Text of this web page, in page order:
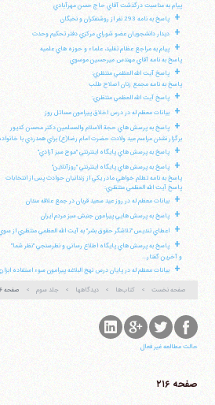
پيام به مناسبت درگذشت آقاي حاج حسن مهرآبادي
+ پاسخ به نامه 293 نفر از روشنفكران و نخبگان
+ ديدار دانشجويان عضو شوراي مركزي دفتر تحكيم وحدت
+
پيام به مراجع عظام تقليد، علماء و حوزه هاي علميه
پاسخ به نامه آقاي مهندس ميرحسين موسوي
+
پاسخ آيت الله العظمي منتظري:
پاسخ به نامه مجمع زنان اصلاح طلب
+ پاسخ آيت الله العظمي منتظري:
+ بيانات معظم له در درس اخلاق پيرامون مسائل روز
+
پاسخ به پرسش هاي حجة الاسلام والمسلمين دكتر محسن كديور
برگزار نشدن مراسم عيد ولادت حضرت امام رضا(ع) براي همدردي با
+ پاسخ به پرسش هاي پايگاه اينترنتي "موج سبز آزادي"
+
پاسخ به پرسش هاي پايگاه اينترنتي "روزآنلاين"
پاسخ به نامه تظلم خواهي مادر يكي از زندانيان حوادث پس از انتخابات
پاسخ آيت الله العظمي منتظري:
+ بيانات معظم له در روز عيد سعيد قربان در جمع علاقه مندان
+ پاسخ به پرسش هايي پيرامون جنبش سبز مردم ايران
+ اعطاي تنديس "تلاشگر حقوق بشر" به آيت الله العظمي منتظري از
+
پاسخ به پرسش هاي پايگاه اطلاع رساني و نظرسنجي "نظر شما"
و آخرين گفتار...
+ بيانات معظم له در پايان درس نهج البلاغه پيرامون سوء استفاده
صفحه نخست کتاب‌ها دیدگاهها جلد سوم صفحه ۲۱۶
حالت مطالعه غیر فعال
صفحه ۲۱۶